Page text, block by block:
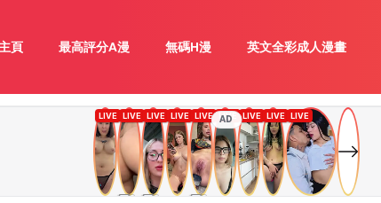
頁 最高評分A漫 無碼H漫 英文全彩成人漫畫
AD